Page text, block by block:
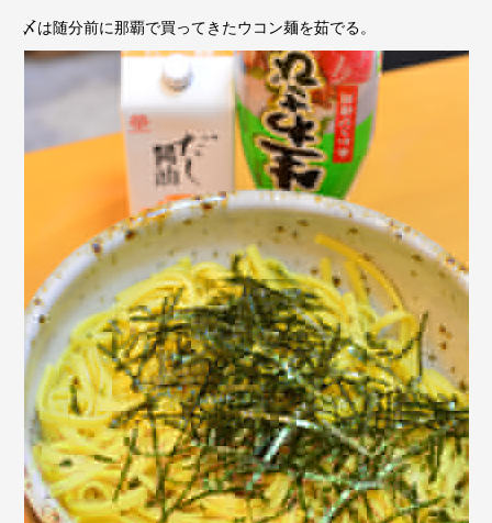
〆は随分前に那覇で買ってきたウコン麺を茹でる。